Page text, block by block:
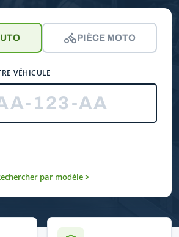
PIÈCE MOTO
VÉHICULE
par modèle >